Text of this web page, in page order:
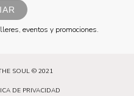
eventos y promociones.
SOUL © 2021
DE PRIVACIDAD